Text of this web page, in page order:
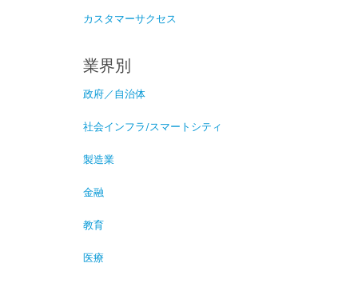
カスタマーサクセス
業界別
政府／自治体
社会インフラ/スマートシティ
製造業
金融
教育
医療